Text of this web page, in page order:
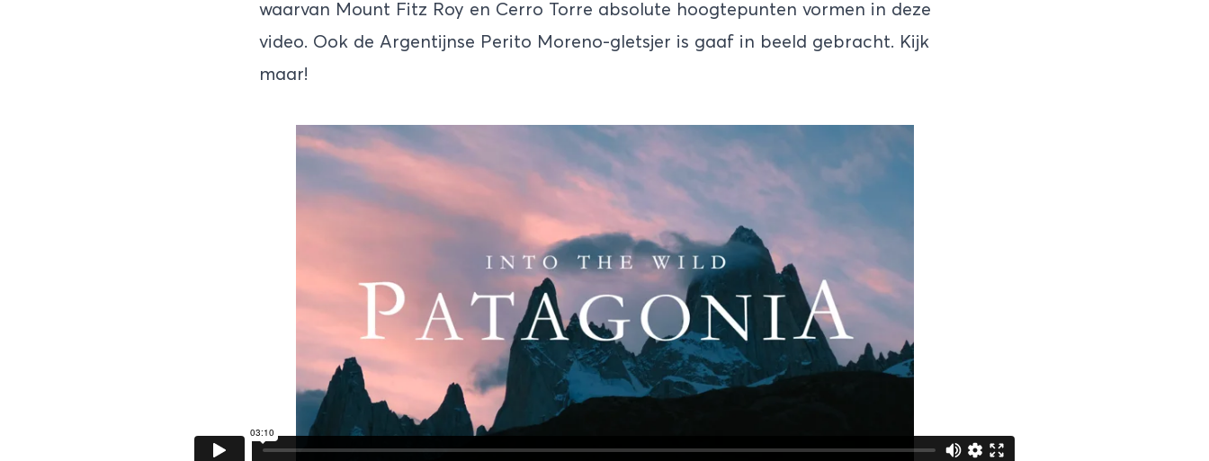
waarvan Mount Fitz Roy en Cerro Torre absolute hoogtepunten vormen in deze
video. Ook de Argentijnse Perito Moreno-gletsjer is gaaf in beeld gebracht. Kijk
maar!